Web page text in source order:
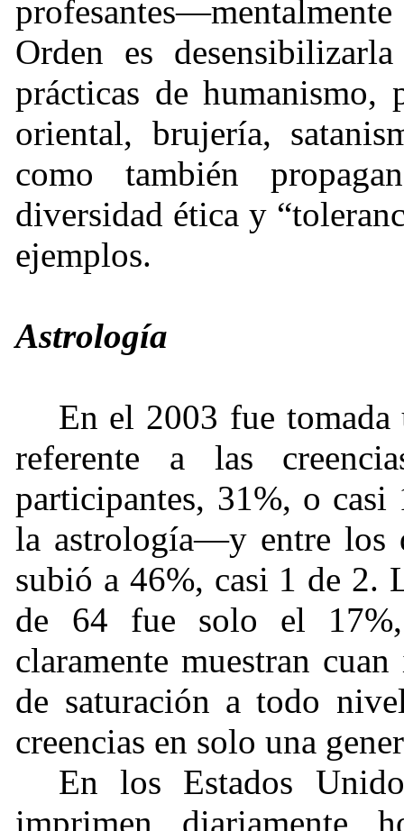
Orden es
prácticas de humanismo,
oriental, brujería,
como también
diversidad ética y
ejemplos.
Astrología
En el 2003 fue
referente a las
participantes, 31%, o
la astrología—y entre los
subió a 46%, casi 1 de 2.
de 64 fue solo el
claramente muestran
de saturación a todo
creencias en solo una
En los Estados
imprimen diariamente